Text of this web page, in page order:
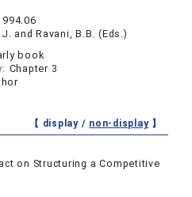
and Ravani, B.B. (Eds.)
book
Chapter 3
【 display / non-display】
on Structuring a Competitive